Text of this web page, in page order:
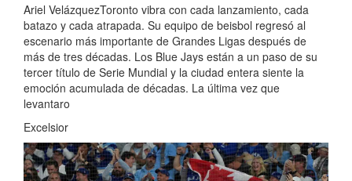
Ariel VelázquezToronto vibra con cada lanzamiento, cada
batazo y cada atrapada. Su equipo de beisbol regresó al
escenario más importante de Grandes Ligas después de
más de tres décadas. Los Blue Jays están a un paso de su
tercer título de Serie Mundial y la ciudad entera siente la
emoción acumulada de décadas. La última vez que
levantaro
Excelsior